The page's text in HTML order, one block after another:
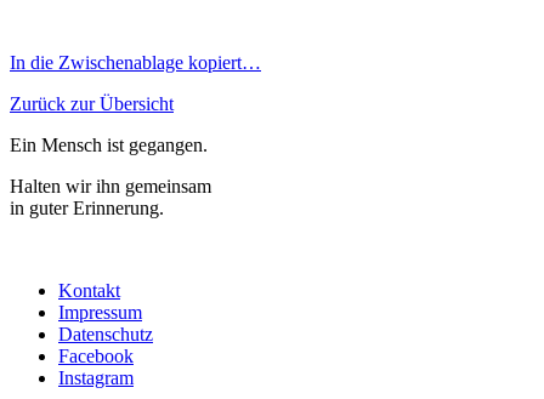
In die Zwischenablage kopiert…
Zurück zur Übersicht
Ein Mensch ist gegangen.
Halten wir ihn gemeinsam
in guter Erinnerung.
Kontakt
Impressum
Datenschutz
Facebook
Instagram